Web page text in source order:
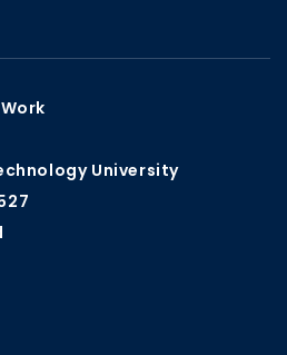
University